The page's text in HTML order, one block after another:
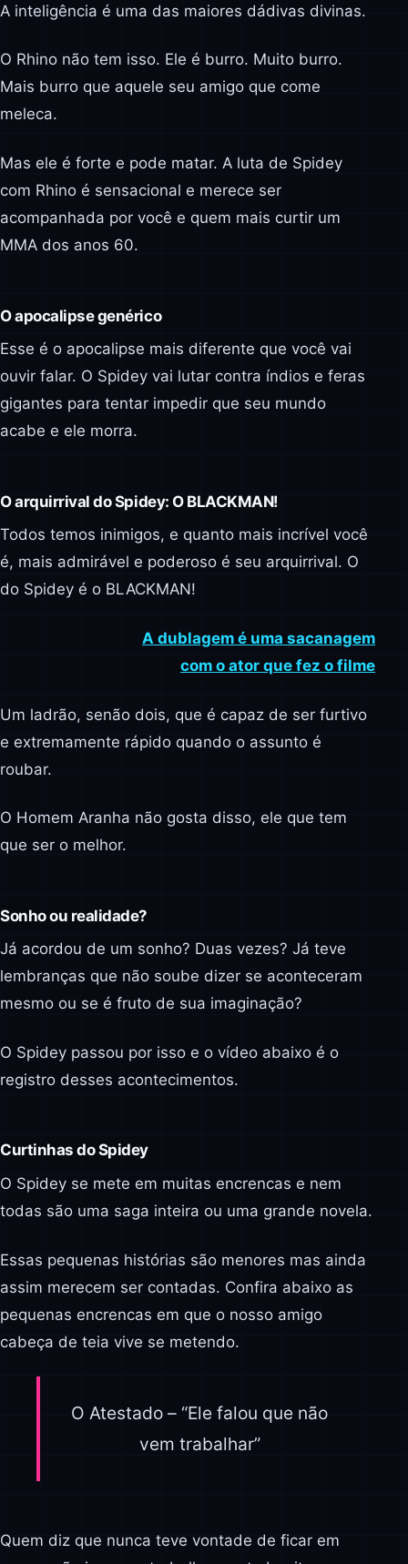
A inteligência é uma das maiores dádivas divinas.
O Rhino não tem isso. Ele é burro. Muito burro.
Mais burro que aquele seu amigo que come
meleca.
Mas ele é forte e pode matar. A luta de Spidey
com Rhino é sensacional e merece ser
acompanhada por você e quem mais curtir um
MMA dos anos 60.
O apocalipse genérico
Esse é o apocalipse mais diferente que você vai
ouvir falar. O Spidey vai lutar contra índios e feras
gigantes para tentar impedir que seu mundo
acabe e ele morra.
O arquirrival do Spidey: O BLACKMAN!
Todos temos inimigos, e quanto mais incrível você
é, mais admirável e poderoso é seu arquirrival. O
do Spidey é o BLACKMAN!
A dublagem é uma sacanagem
com o ator que fez o filme
Um ladrão, senão dois, que é capaz de ser furtivo
e extremamente rápido quando o assunto é
roubar.
O Homem Aranha não gosta disso, ele que tem
que ser o melhor.
Sonho ou realidade?
Já acordou de um sonho? Duas vezes? Já teve
lembranças que não soube dizer se aconteceram
mesmo ou se é fruto de sua imaginação?
O Spidey passou por isso e o vídeo abaixo é o
registro desses acontecimentos.
Curtinhas do Spidey
O Spidey se mete em muitas encrencas e nem
todas são uma saga inteira ou uma grande novela.
Essas pequenas histórias são menores mas ainda
assim merecem ser contadas. Confira abaixo as
pequenas encrencas em que o nosso amigo
cabeça de teia vive se metendo.
O Atestado – “Ele falou que não
vem trabalhar”
Quem diz que nunca teve vontade de ficar em